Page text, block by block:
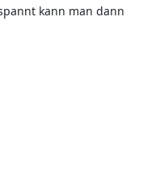
kann man dann